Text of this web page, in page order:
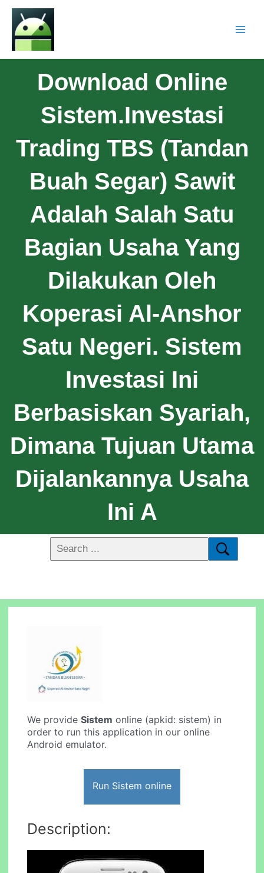
Download Online
Sistem.Investasi
Trading TBS (Tandan
Buah Segar) Sawit
Adalah Salah Satu
Bagian Usaha Yang
Dilakukan Oleh
Koperasi Al-Anshor
Satu Negeri. Sistem
Investasi Ini
Berbasiskan Syariah,
Dimana Tujuan Utama
Dijalankannya Usaha
Ini A
We provideSistem online (apkid: sistem) in
order to run this application in our online
Android emulator.
Run Sistem online
Description: